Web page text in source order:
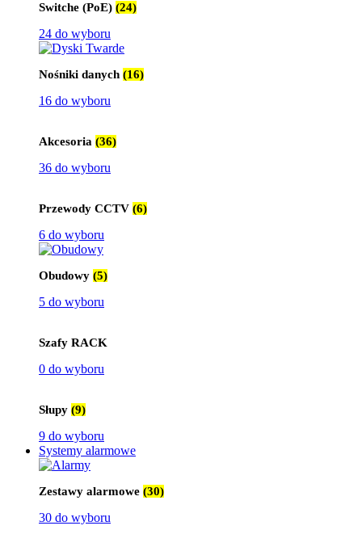
Switche (PoE) (24)
24 do wyboru
Nośniki danych (16)
16 do wyboru
Akcesoria (36)
36 do wyboru
Przewody CCTV (6)
6 do wyboru
Obudowy (5)
5 do wyboru
Szafy RACK
0 do wyboru
Słupy (9)
9 do wyboru
Systemy alarmowe
Zestawy alarmowe (30)
30 do wyboru